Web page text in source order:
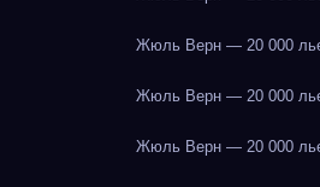
Жюль Верн — 20 000
Жюль Верн — 20 000
Жюль Верн — 20 000